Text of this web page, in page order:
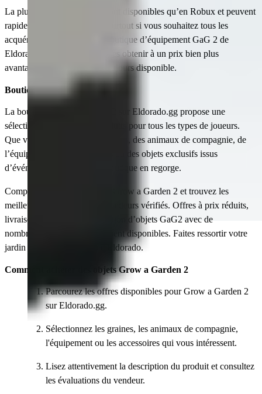
La plupart de ces objets ne sont disponibles qu’en Robux et peuvent
rapidement coûter très cher, surtout si vous souhaitez tous les
acquérir. Cependant, sur la boutique d’équipement GaG 2 de
Eldorado, vous pouvez tous les obtenir à un prix bien plus
avantageux, avec un stock toujours disponible.
Boutique Grow a Garden 2
La boutique Grow a Garden 2 sur Eldorado.gg propose une
sélection gigantesque de produits pour tous les types de joueurs.
Que vous recherchiez des graines, des animaux de compagnie, de
l’équipement, des accessoires ou des objets exclusifs issus
d’événements passés, cette boutique en regorge.
Comparez les prix des objets Grow a Garden 2 et trouvez les
meilleures offres auprès de vendeurs vérifiés. Offres à prix réduits,
livraison rapide et vaste sélection d’objets GaG2 avec de
nombreuses options de paiement disponibles. Faites ressortir votre
jardin dès aujourd’hui avec Eldorado.
Comment acheter des objets Grow a Garden 2
Parcourez les offres disponibles pour Grow a Garden 2
sur Eldorado.gg.
Sélectionnez les graines, les animaux de compagnie,
l'équipement ou les accessoires qui vous intéressent.
Lisez attentivement la description du produit et consultez
les évaluations du vendeur.